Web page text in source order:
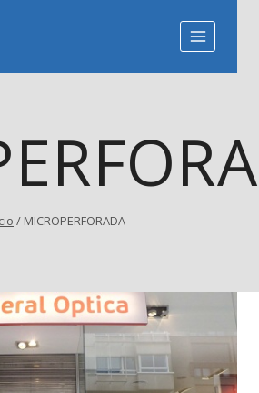
/ MICROPERFORADA